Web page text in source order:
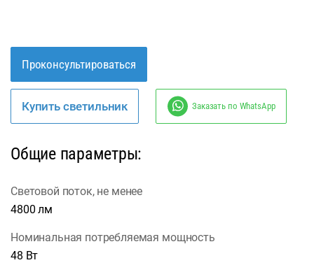
Проконсультироваться
Купить светильник Заказать по WhatsApp
Общие параметры:
Световой поток, не менее
4800 лм
Номинальная потребляемая мощность
48 Вт